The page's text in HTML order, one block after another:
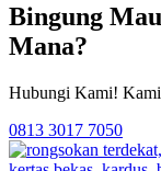
Bingung
Mana?
Hubungi Kami!
0813 3017 7050